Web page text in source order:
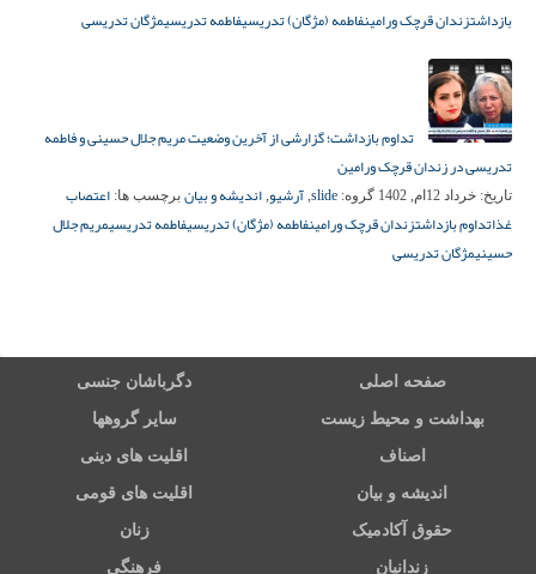
بازداشتزندان قرچک ورامینفاطمه (مژگان) تدریسیفاطمه تدریسیمژگان تدریسی
تداوم بازداشت؛ گزارشی از آخرین وضعیت مریم جلال حسینی و فاطمه
تدریسی در زندان قرچک ورامین
تاریخ: خرداد 12ام, 1402 گروه: slide
, آرشیو, اندیشه و بیان برچسب ها: اعتصاب
غذاتداوم بازداشتزندان قرچک ورامینفاطمه (مژگان) تدریسیفاطمه تدریسیمریم جلال
حسینیمژگان تدریسی
صفحه اصلی دگرباشان جنسی
بهداشت و محیط زیست سایر گروهها
اصناف اقلیت های دینی
اندیشه و بیان اقلیت های قومی
حقوق آکادمیک زنان
زندانیان فرهنگی